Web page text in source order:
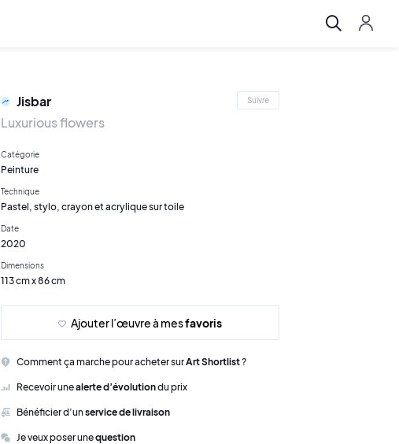
Jisbar Suivre
Luxurious flowers
Catégorie
Peinture
Technique
Pastel, stylo, crayon et acrylique sur toile
Date
2020
Dimensions
113 cm x 86 cm
Ajouter l’œuvre à mesfavoris
Comment ça marche pour acheter surArt Shortlist?
Recevoir unealerte d’évolutiondu prix
Bénéficier d’unservice de livraison
Je veux poser unequestion